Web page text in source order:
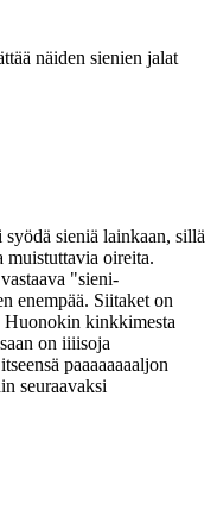
näiden sienien jalat
sieniä lainkaan, sillä
muistuttavia oireita.
"sieni-
enempää. Siitaket on
Huonokin kinkkimesta
on iiiisoja
paaaaaaaaljon
seuraavaksi